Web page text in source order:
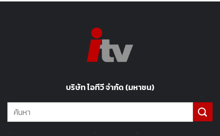
บริษัท ไอทีวี จำกัด (มหาชน)